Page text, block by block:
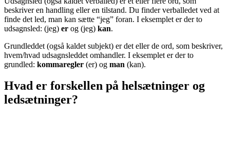
beskriver en handling eller en tilstand. Du finder verballedet ved at
finde det led, man kan sætte “jeg” foran. I eksemplet er der to
udsagnsled: (jeg) er og (jeg) kan.
Grundleddet (også kaldet subjekt) er det eller de ord, som beskriver,
hvem/hvad udsagnsleddet omhandler. I eksemplet er der to
grundled: kommaregler (er) og man (kan).
Hvad er forskellen på helsætninger og
ledsætninger?